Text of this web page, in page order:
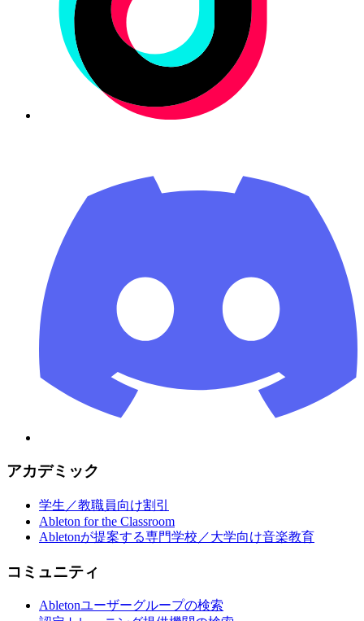
アカデミック
学生／教職員向け割引
Ableton for the Classroom
Abletonが提案する専門学校／大学向け音楽教育
コミュニティ
Abletonユーザーグループの検索